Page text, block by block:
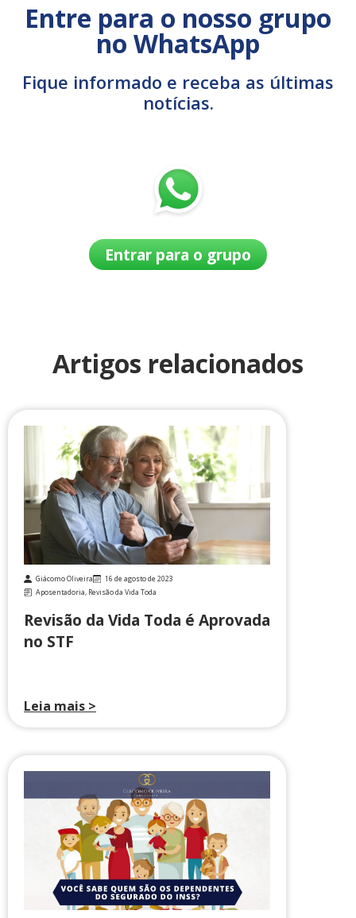
Entre para o nosso grupo
no WhatsApp
Fique informado e receba as últimas
notícias.
Entrar para o grupo
Artigos relacionados
Giácomo Oliveira
16 de agosto de 2023
Aposentadoria, Revisão da Vida Toda
Revisão da Vida Toda é Aprovada
no STF
Leia mais >